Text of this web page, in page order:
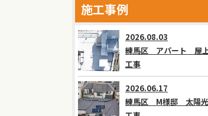
施工事例
2026.08.03
練馬区 アパート 屋
工事
2026.06.17
練馬区 M様邸 太陽